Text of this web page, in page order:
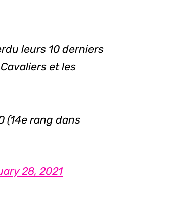
leurs 10 derniers
et les
(14e rang dans
28, 2021